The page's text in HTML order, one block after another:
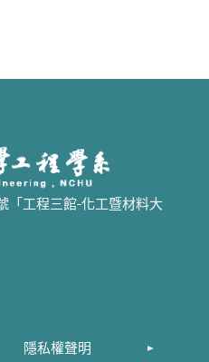
「工程三館-化工暨材料大
隱私權聲明